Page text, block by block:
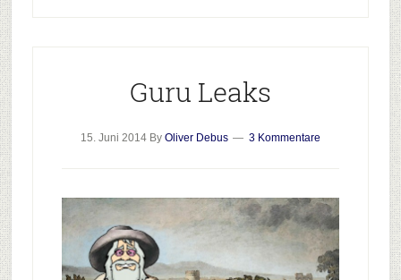
Guru Leaks
15. Juni 2014By Oliver Debus 3 Kommentare